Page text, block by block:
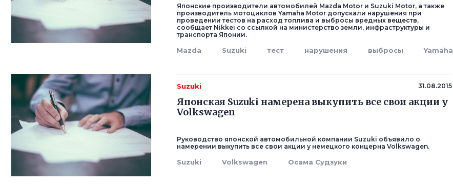
Японские производители автомобилей Mazda Motor и Suzuki Motor, а также
производитель мотоциклов Yamaha Motor допускали нарушения при
проведении тестов на расход топлива и выбросы вредных веществ,
сообщает Nikkei со ссылкой на министерство земли, инфраструктуры и
транспорта Японии.
Mazda Suzuki тест нарушения выбросы Yamaha
Suzuki 31.08.2015
Японская Suzuki намерена выкупить все свои акции у
Volkswagen
Руководство японской автомобильной компании Suzuki объявило о
намерении выкупить все свои акции у немецкого концерна Volkswagen.
Suzuki Volkswagen Осама Судзуки